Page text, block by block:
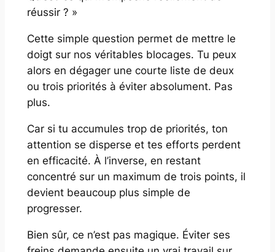
réussir ? »
Cette simple question permet de mettre le
doigt sur nos véritables blocages. Tu peux
alors en dégager une courte liste de deux
ou trois priorités à éviter absolument. Pas
plus.
Car si tu accumules trop de priorités, ton
attention se disperse et tes efforts perdent
en efficacité. À l’inverse, en restant
concentré sur un maximum de trois points, il
devient beaucoup plus simple de
progresser.
Bien sûr, ce n’est pas magique. Éviter ses